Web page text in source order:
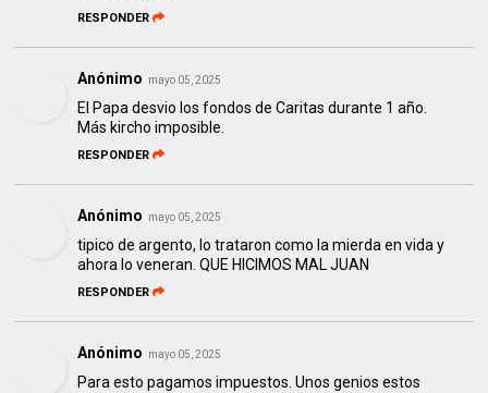
RESPONDER
Anónimo mayo 05, 2025
El Papa desvio los fondos de Caritas durante 1 año.
Más kircho imposible.
RESPONDER
Anónimo mayo 05, 2025
tipico de argento, lo trataron como la mierda en vida y
ahora lo veneran. QUE HICIMOS MAL JUAN
RESPONDER
Anónimo mayo 05, 2025
Para esto pagamos impuestos. Unos genios estos